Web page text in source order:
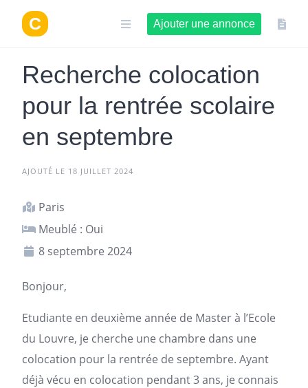
contenu
Ajouter une annonce
Recherche colocation
pour la rentrée scolaire
en septembre
AJOUTÉ LE 18 JUILLET 2024
Paris
Meublé : Oui
8 septembre 2024
Bonjour,
Etudiante en deuxième année de Master à l’Ecole
du Louvre, je cherche une chambre dans une
colocation pour la rentrée de septembre. Ayant
déjà vécu en colocation pendant 3 ans, je connais